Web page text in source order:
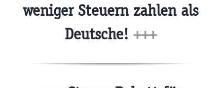
weniger Steuern zahlen als
Deutsche! +++